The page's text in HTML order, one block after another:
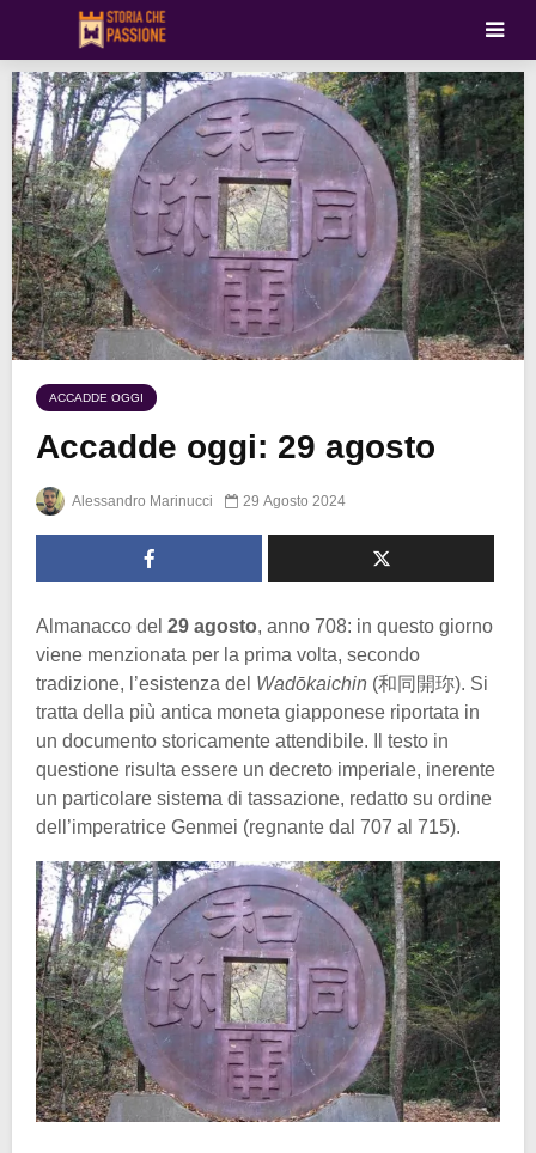
ACCADDE OGGI
Accadde oggi: 29 agosto
Alessandro Marinucci 29 Agosto 2024
Almanacco del 29 agosto, anno 708: in questo giorno
viene menzionata per la prima volta, secondo
tradizione, l’esistenza del Wadōkaichin (和同開珎). Si
tratta della più antica moneta giapponese riportata in
un documento storicamente attendibile. Il testo in
questione risulta essere un decreto imperiale, inerente
un particolare sistema di tassazione, redatto su ordine
dell’imperatrice Genmei (regnante dal 707 al 715).